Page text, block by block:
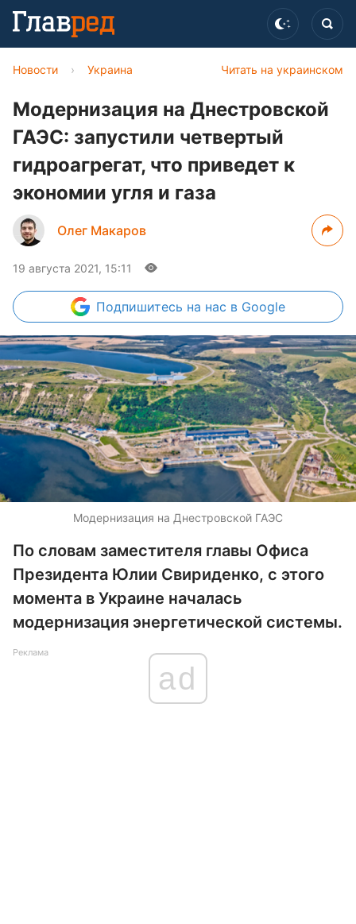
Читать на украинском
Новости › Украина
Модернизация на Днестровской
ГАЭС: запустили четвертый
гидроагрегат, что приведет к
экономии угля и газа
Олег Макаров
19 августа 2021, 15:11
Подпишитесь на нас в Google
Модернизация на Днестровской ГАЭС
По словам заместителя главы Офиса
Президента Юлии Свириденко, с этого
момента в Украине началась
модернизация энергетической системы.
Реклама
ad